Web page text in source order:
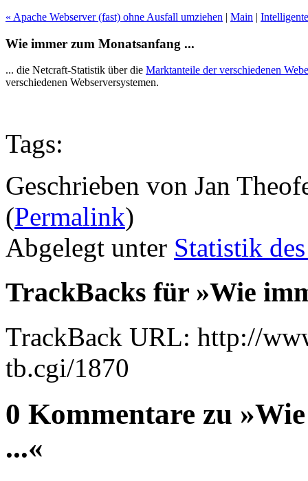
« Apache Webserver (fast) ohne Ausfall umziehen | Main |
Wie immer zum Monatsanfang ...
... die Netcraft-Statistik über die Marktanteile der verschiedenen
verschiedenen Webserversystemen.
Tags:
Geschrieben von Jan
(Permalink)
Abgelegt unter Statistik
TrackBacks für »Wie
TrackBack URL: http://
tb.cgi/1870
0 Kommentare zu
...«